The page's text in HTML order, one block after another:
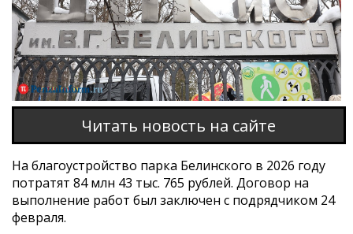
Читать новость на сайте
На благоустройство парка Белинского в 2026 году
потратят 84 млн 43 тыс. 765 рублей. Договор на
выполнение работ был заключен с подрядчиком 24
февраля.